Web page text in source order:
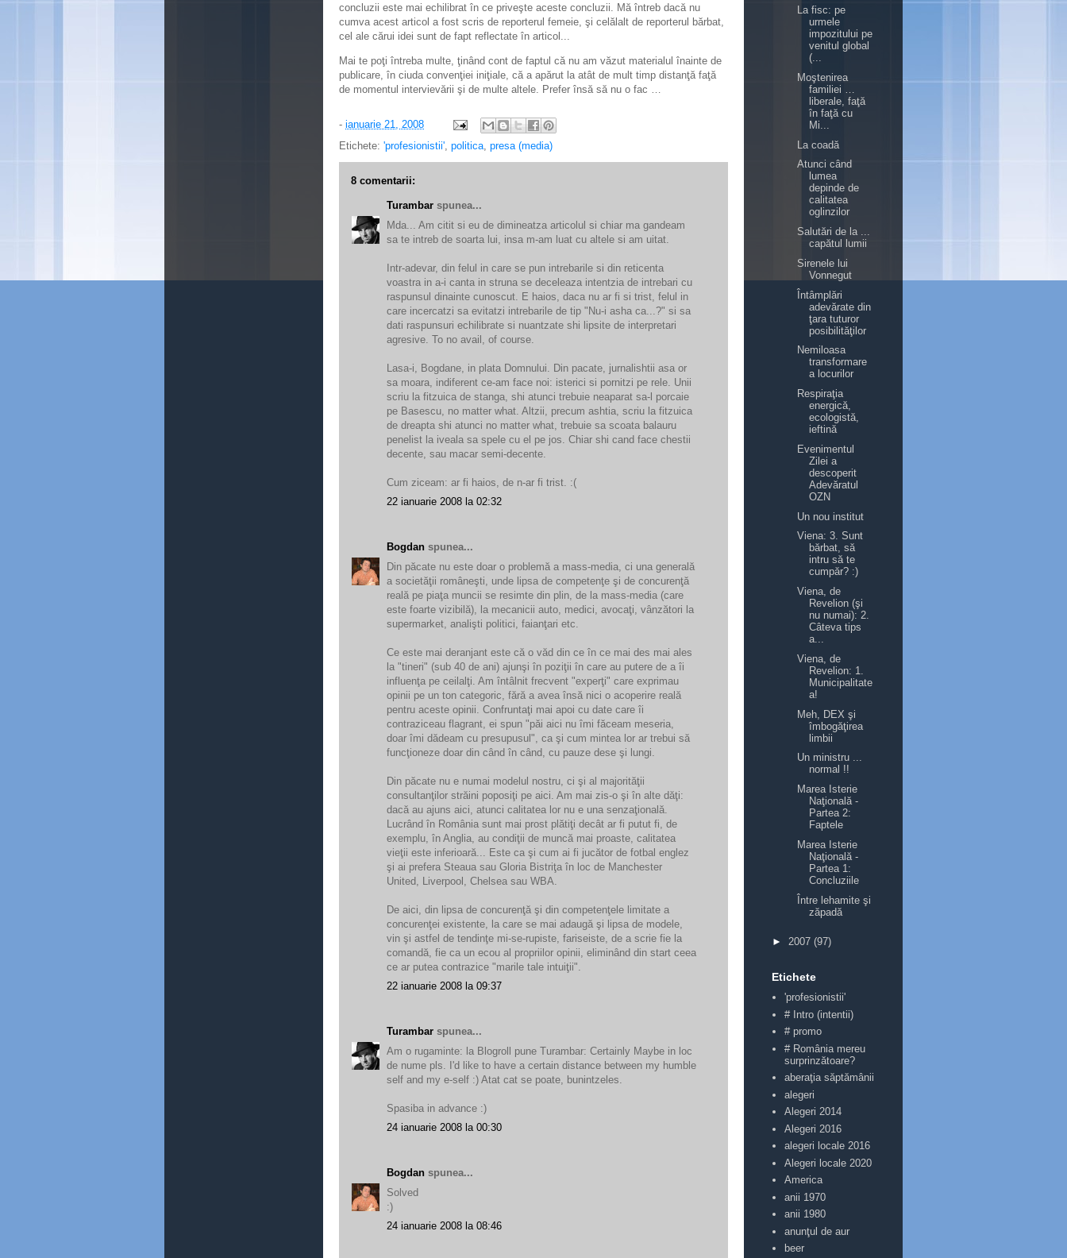
concluzii este mai echilibrat în ce priveşte aceste concluzii. Mă întreb dacă nu
cumva acest articol a fost scris de reporterul femeie, şi celălalt de reporterul bărbat,
cel ale cărui idei sunt de fapt reflectate în articol...
Mai te poţi întreba multe, ţinând cont de faptul că nu am văzut materialul înainte de
publicare, în ciuda convenţiei iniţiale, că a apărut la atât de mult timp distanţă faţă
de momentul intervievării şi de multe altele. Prefer însă să nu o fac …
- ianuarie 21, 2008
Etichete: 'profesionistii', politica, presa (media)
8 comentarii:
Turambar spunea...
Mda... Am citit si eu de dimineatza articolul si chiar ma gandeam
sa te intreb de soarta lui, insa m-am luat cu altele si am uitat.
Intr-adevar, din felul in care se pun intrebarile si din reticenta
voastra in a-i canta in struna se deceleaza intentzia de intrebari cu
raspunsul dinainte cunoscut. E haios, daca nu ar fi si trist, felul in
care incercatzi sa evitatzi intrebarile de tip "Nu-i asha ca...?" si sa
dati raspunsuri echilibrate si nuantzate shi lipsite de interpretari
agresive. To no avail, of course.
Lasa-i, Bogdane, in plata Domnului. Din pacate, jurnalishtii asa or
sa moara, indiferent ce-am face noi: isterici si pornitzi pe rele. Unii
scriu la fitzuica de stanga, shi atunci trebuie neaparat sa-l porcaie
pe Basescu, no matter what. Altzii, precum ashtia, scriu la fitzuica
de dreapta shi atunci no matter what, trebuie sa scoata balauru
penelist la iveala sa spele cu el pe jos. Chiar shi cand face chestii
decente, sau macar semi-decente.
Cum ziceam: ar fi haios, de n-ar fi trist. :(
22 ianuarie 2008 la 02:32
Bogdan spunea...
Din păcate nu este doar o problemă a mass-media, ci una generală
a societăţii româneşti, unde lipsa de competenţe şi de concurenţă
reală pe piaţa muncii se resimte din plin, de la mass-media (care
este foarte vizibilă), la mecanicii auto, medici, avocaţi, vânzători la
supermarket, analişti politici, faianţari etc.
Ce este mai deranjant este că o văd din ce în ce mai des mai ales
la "tineri" (sub 40 de ani) ajunşi în poziţii în care au putere de a îi
influenţa pe ceilalţi. Am întâlnit frecvent "experţi" care exprimau
opinii pe un ton categoric, fără a avea însă nici o acoperire reală
pentru aceste opinii. Confruntaţi mai apoi cu date care îi
contraziceau flagrant, ei spun "păi aici nu îmi făceam meseria,
doar îmi dădeam cu presupusul", ca şi cum mintea lor ar trebui să
funcţioneze doar din când în când, cu pauze dese şi lungi.
Din păcate nu e numai modelul nostru, ci şi al majorităţii
consultanţilor străini poposiţi pe aici. Am mai zis-o şi în alte dăţi:
dacă au ajuns aici, atunci calitatea lor nu e una senzaţională.
Lucrând în România sunt mai prost plătiţi decât ar fi putut fi, de
exemplu, în Anglia, au condiţii de muncă mai proaste, calitatea
vieţii este inferioară... Este ca şi cum ai fi jucător de fotbal englez
şi ai prefera Steaua sau Gloria Bistriţa în loc de Manchester
United, Liverpool, Chelsea sau WBA.
De aici, din lipsa de concurenţă şi din competenţele limitate a
concurenţei existente, la care se mai adaugă şi lipsa de modele,
vin şi astfel de tendinţe mi-se-rupiste, fariseiste, de a scrie fie la
comandă, fie ca un ecou al propriilor opinii, eliminând din start ceea
ce ar putea contrazice "marile tale intuiţii".
22 ianuarie 2008 la 09:37
Turambar spunea...
Am o rugaminte: la Blogroll pune Turambar: Certainly Maybe in loc
de nume pls. I'd like to have a certain distance between my humble
self and my e-self :) Atat cat se poate, bunintzeles.
Spasiba in advance :)
24 ianuarie 2008 la 00:30
Bogdan spunea...
Solved
:)
24 ianuarie 2008 la 08:46
La fisc: pe
urmele
impozitului pe
venitul global
(...
Moştenirea
familiei …
liberale, faţă
în faţă cu
Mi...
La coadă
Atunci când
lumea
depinde de
calitatea
oglinzilor
Salutări de la ...
capătul lumii
Sirenele lui
Vonnegut
Întâmplări
adevărate din
ţara tuturor
posibilităţilor
Nemiloasa
transformare
a locurilor
Respiraţia
energică,
ecologistă,
ieftină
Evenimentul
Zilei a
descoperit
Adevăratul
OZN
Un nou institut
Viena: 3. Sunt
bărbat, să
intru să te
cumpăr? :)
Viena, de
Revelion (şi
nu numai): 2.
Câteva tips
a...
Viena, de
Revelion: 1.
Municipalitate
a!
Meh, DEX şi
îmbogăţirea
limbii
Un ministru ...
normal !!
Marea Isterie
Naţională -
Partea 2:
Faptele
Marea Isterie
Naţională -
Partea 1:
Concluziile
Între lehamite şi
zăpadă
► 2007 (97)
Etichete
'profesionistii'
# Intro (intentii)
# promo
# România mereu
surprinzătoare?
aberaţia săptămânii
alegeri
Alegeri 2014
Alegeri 2016
alegeri locale 2016
Alegeri locale 2020
America
anii 1970
anii 1980
anunţul de aur
beer